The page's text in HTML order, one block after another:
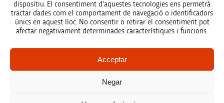
dispositiu. El consentiment d'aquestes tecnologies ens permetrà
tractar dades com el comportament de navegació o identificadors
únics en aquest lloc. No consentir o retirar el consentiment pot
afectar negativament determinades característiques i funcions.
Acceptar
Negar